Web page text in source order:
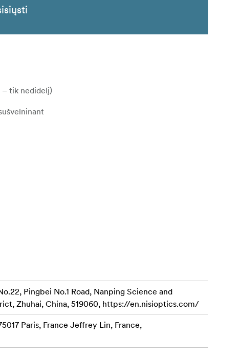
– tik nedidelį)
Pingbei No.1 Road, Nanping Science and
Zhuhai, China, 519060, https://en.nisioptics.com/
Paris, France Jeffrey Lin, France,